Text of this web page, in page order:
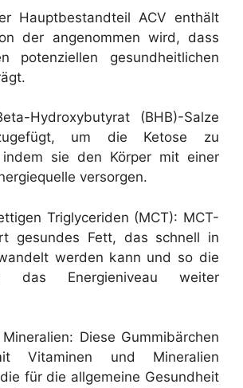
Hauptbestandteil ACV enthält
der angenommen wird, dass
potenziellen gesundheitlichen
Hydroxybutyrat (BHB)-Salze
um die Ketose zu
indem sie den Körper mit einer
versorgen.
Triglyceriden (MCT): MCT-
gesundes Fett, das schnell in
werden kann und so die
das Energieniveau weiter
Diese Gummibärchen
Vitaminen und Mineralien
für die allgemeine Gesundheit